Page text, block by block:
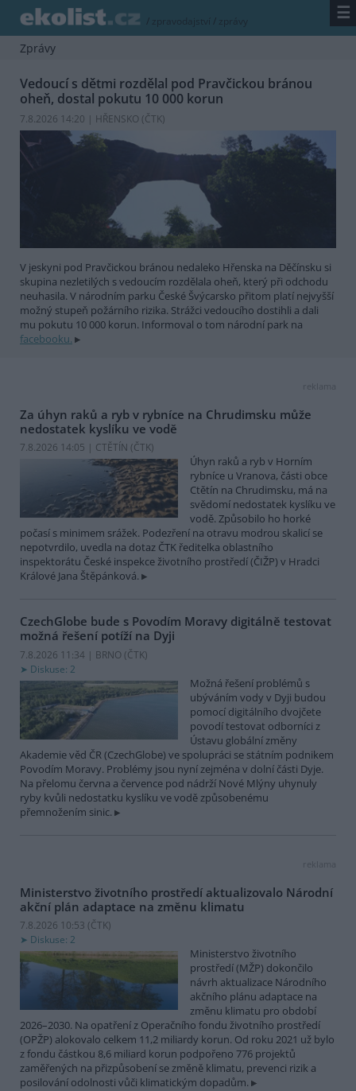
/ zpravodajství / zprávy ☰
Zprávy
Vedoucí s dětmi rozdělal pod Pravčickou bránou
oheň, dostal pokutu 10 000 korun
7.8.2026 14:20 | HŘENSKO (ČTK)
V jeskyni pod Pravčickou bránou nedaleko Hřenska na Děčínsku si
skupina nezletilých s vedoucím rozdělala oheň, který při odchodu
neuhasila. V národním parku České Švýcarsko přitom platí nejvyšší
možný stupeň požárního rizika. Strážci vedoucího dostihli a dali
mu pokutu 10 000 korun. Informoval o tom národní park na
facebooku.
reklama
Za úhyn raků a ryb v rybníce na Chrudimsku může
nedostatek kyslíku ve vodě
7.8.2026 14:05 | CTĚTÍN (ČTK)
Úhyn raků a ryb v Horním
rybníce u Vranova, části obce
Ctětín na Chrudimsku, má na
svědomí nedostatek kyslíku ve
vodě. Způsobilo ho horké
počasí s minimem srážek. Podezření na otravu modrou skalicí se
nepotvrdilo, uvedla na dotaz ČTK ředitelka oblastního
inspektorátu České inspekce životního prostředí (ČIŽP) v Hradci
Králové Jana Štěpánková.
CzechGlobe bude s Povodím Moravy digitálně testovat
možná řešení potíží na Dyji
7.8.2026 11:34 | BRNO (ČTK)
Diskuse: 2
Možná řešení problémů s
ubýváním vody v Dyji budou
pomocí digitálního dvojčete
povodí testovat odborníci z
Ústavu globální změny
Akademie věd ČR (CzechGlobe) ve spolupráci se státním podnikem
Povodím Moravy. Problémy jsou nyní zejména v dolní části Dyje.
Na přelomu června a července pod nádrží Nové Mlýny uhynuly
ryby kvůli nedostatku kyslíku ve vodě způsobenému
přemnožením sinic.
reklama
Ministerstvo životního prostředí aktualizovalo Národní
akční plán adaptace na změnu klimatu
7.8.2026 10:53 (ČTK)
Diskuse: 2
Ministerstvo životního
prostředí (MŽP) dokončilo
návrh aktualizace Národního
akčního plánu adaptace na
změnu klimatu pro období
2026–2030. Na opatření z Operačního fondu životního prostředí
(OPŽP) alokovalo celkem 11,2 miliardy korun. Od roku 2021 už bylo
z fondu částkou 8,6 miliard korun podpořeno 776 projektů
zaměřených na přizpůsobení se změně klimatu, prevenci rizik a
posilování odolnosti vůči klimatickým dopadům.